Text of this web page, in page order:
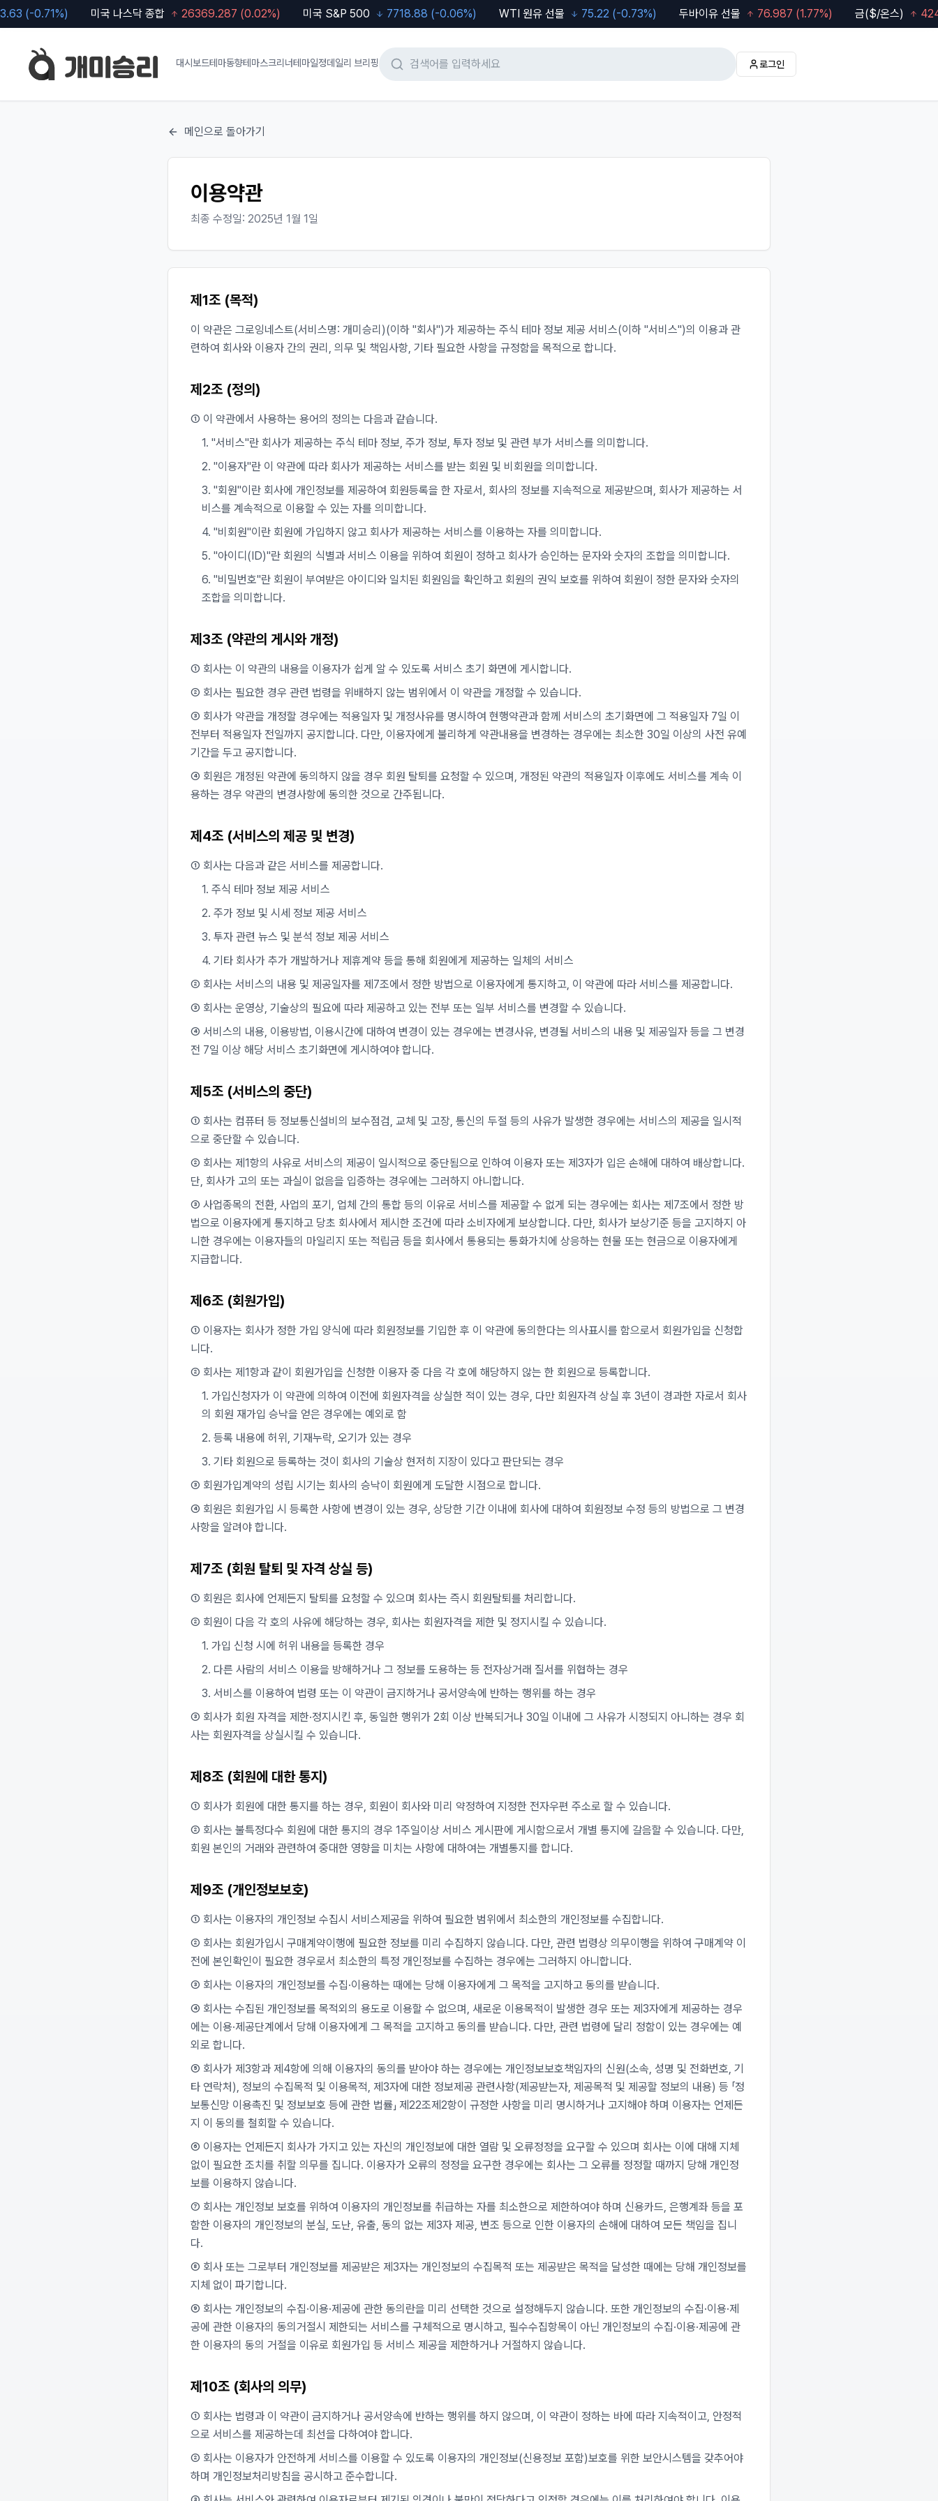
(-0.71%) 미국 나스닥 종합 26369.287(0.02%) 미국 S&P 500 7718.88(-0.06%) WTI 원유 선물 75.22(-0.73%) 두바이유 선물 76.987(1.77%) 금($/온스)
대시보드테마동향테마스크리너테마일정데일리 브리핑 로그인
메인으로 돌아가기
이용약관
최종 수정일: 2025년 1월 1일
제1조 (목적)
이 약관은 그로잉네스트(서비스명: 개미승리 )(이하 "회사")가 제공하는 주식 테마 정보 제공 서비스(이하 "서비스")의 이용과 관
련하여 회사와 이용자 간의 권리, 의무 및 책임사항, 기타 필요한 사항을 규정함을 목적으로 합니다.
제2조 (정의)
① 이 약관에서 사용하는 용어의 정의는 다음과 같습니다.
1. "서비스"란 회사가 제공하는 주식 테마 정보, 주가 정보, 투자 정보 및 관련 부가 서비스를 의미합니다.
2. "이용자"란 이 약관에 따라 회사가 제공하는 서비스를 받는 회원 및 비회원을 의미합니다.
3. "회원"이란 회사에 개인정보를 제공하여 회원등록을 한 자로서, 회사의 정보를 지속적으로 제공받으며, 회사가 제공하는 서
비스를 계속적으로 이용할 수 있는 자를 의미합니다.
4. "비회원"이란 회원에 가입하지 않고 회사가 제공하는 서비스를 이용하는 자를 의미합니다.
5. "아이디(ID)"란 회원의 식별과 서비스 이용을 위하여 회원이 정하고 회사가 승인하는 문자와 숫자의 조합을 의미합니다.
6. "비밀번호"란 회원이 부여받은 아이디와 일치된 회원임을 확인하고 회원의 권익 보호를 위하여 회원이 정한 문자와 숫자의
조합을 의미합니다.
제3조 (약관의 게시와 개정)
① 회사는 이 약관의 내용을 이용자가 쉽게 알 수 있도록 서비스 초기 화면에 게시합니다.
② 회사는 필요한 경우 관련 법령을 위배하지 않는 범위에서 이 약관을 개정할 수 있습니다.
③ 회사가 약관을 개정할 경우에는 적용일자 및 개정사유를 명시하여 현행약관과 함께 서비스의 초기화면에 그 적용일자 7일 이
전부터 적용일자 전일까지 공지합니다. 다만, 이용자에게 불리하게 약관내용을 변경하는 경우에는 최소한 30일 이상의 사전 유예
기간을 두고 공지합니다.
④ 회원은 개정된 약관에 동의하지 않을 경우 회원 탈퇴를 요청할 수 있으며, 개정된 약관의 적용일자 이후에도 서비스를 계속 이
용하는 경우 약관의 변경사항에 동의한 것으로 간주됩니다.
제4조 (서비스의 제공 및 변경)
① 회사는 다음과 같은 서비스를 제공합니다.
1. 주식 테마 정보 제공 서비스
2. 주가 정보 및 시세 정보 제공 서비스
3. 투자 관련 뉴스 및 분석 정보 제공 서비스
4. 기타 회사가 추가 개발하거나 제휴계약 등을 통해 회원에게 제공하는 일체의 서비스
② 회사는 서비스의 내용 및 제공일자를 제7조에서 정한 방법으로 이용자에게 통지하고, 이 약관에 따라 서비스를 제공합니다.
③ 회사는 운영상, 기술상의 필요에 따라 제공하고 있는 전부 또는 일부 서비스를 변경할 수 있습니다.
④ 서비스의 내용, 이용방법, 이용시간에 대하여 변경이 있는 경우에는 변경사유, 변경될 서비스의 내용 및 제공일자 등을 그 변경
전 7일 이상 해당 서비스 초기화면에 게시하여야 합니다.
제5조 (서비스의 중단)
① 회사는 컴퓨터 등 정보통신설비의 보수점검, 교체 및 고장, 통신의 두절 등의 사유가 발생한 경우에는 서비스의 제공을 일시적
으로 중단할 수 있습니다.
② 회사는 제1항의 사유로 서비스의 제공이 일시적으로 중단됨으로 인하여 이용자 또는 제3자가 입은 손해에 대하여 배상합니다.
단, 회사가 고의 또는 과실이 없음을 입증하는 경우에는 그러하지 아니합니다.
③ 사업종목의 전환, 사업의 포기, 업체 간의 통합 등의 이유로 서비스를 제공할 수 없게 되는 경우에는 회사는 제7조에서 정한 방
법으로 이용자에게 통지하고 당초 회사에서 제시한 조건에 따라 소비자에게 보상합니다. 다만, 회사가 보상기준 등을 고지하지 아
니한 경우에는 이용자들의 마일리지 또는 적립금 등을 회사에서 통용되는 통화가치에 상응하는 현물 또는 현금으로 이용자에게
지급합니다.
제6조 (회원가입)
① 이용자는 회사가 정한 가입 양식에 따라 회원정보를 기입한 후 이 약관에 동의한다는 의사표시를 함으로서 회원가입을 신청합
니다.
② 회사는 제1항과 같이 회원가입을 신청한 이용자 중 다음 각 호에 해당하지 않는 한 회원으로 등록합니다.
1. 가입신청자가 이 약관에 의하여 이전에 회원자격을 상실한 적이 있는 경우, 다만 회원자격 상실 후 3년이 경과한 자로서 회사
의 회원 재가입 승낙을 얻은 경우에는 예외로 함
2. 등록 내용에 허위, 기재누락, 오기가 있는 경우
3. 기타 회원으로 등록하는 것이 회사의 기술상 현저히 지장이 있다고 판단되는 경우
③ 회원가입계약의 성립 시기는 회사의 승낙이 회원에게 도달한 시점으로 합니다.
④ 회원은 회원가입 시 등록한 사항에 변경이 있는 경우, 상당한 기간 이내에 회사에 대하여 회원정보 수정 등의 방법으로 그 변경
사항을 알려야 합니다.
제7조 (회원 탈퇴 및 자격 상실 등)
① 회원은 회사에 언제든지 탈퇴를 요청할 수 있으며 회사는 즉시 회원탈퇴를 처리합니다.
② 회원이 다음 각 호의 사유에 해당하는 경우, 회사는 회원자격을 제한 및 정지시킬 수 있습니다.
1. 가입 신청 시에 허위 내용을 등록한 경우
2. 다른 사람의 서비스 이용을 방해하거나 그 정보를 도용하는 등 전자상거래 질서를 위협하는 경우
3. 서비스를 이용하여 법령 또는 이 약관이 금지하거나 공서양속에 반하는 행위를 하는 경우
③ 회사가 회원 자격을 제한·정지시킨 후, 동일한 행위가 2회 이상 반복되거나 30일 이내에 그 사유가 시정되지 아니하는 경우 회
사는 회원자격을 상실시킬 수 있습니다.
제8조 (회원에 대한 통지)
① 회사가 회원에 대한 통지를 하는 경우, 회원이 회사와 미리 약정하여 지정한 전자우편 주소로 할 수 있습니다.
② 회사는 불특정다수 회원에 대한 통지의 경우 1주일이상 서비스 게시판에 게시함으로서 개별 통지에 갈음할 수 있습니다. 다만,
회원 본인의 거래와 관련하여 중대한 영향을 미치는 사항에 대하여는 개별통지를 합니다.
제9조 (개인정보보호)
① 회사는 이용자의 개인정보 수집시 서비스제공을 위하여 필요한 범위에서 최소한의 개인정보를 수집합니다.
② 회사는 회원가입시 구매계약이행에 필요한 정보를 미리 수집하지 않습니다. 다만, 관련 법령상 의무이행을 위하여 구매계약 이
전에 본인확인이 필요한 경우로서 최소한의 특정 개인정보를 수집하는 경우에는 그러하지 아니합니다.
③ 회사는 이용자의 개인정보를 수집·이용하는 때에는 당해 이용자에게 그 목적을 고지하고 동의를 받습니다.
④ 회사는 수집된 개인정보를 목적외의 용도로 이용할 수 없으며, 새로운 이용목적이 발생한 경우 또는 제3자에게 제공하는 경우
에는 이용·제공단계에서 당해 이용자에게 그 목적을 고지하고 동의를 받습니다. 다만, 관련 법령에 달리 정함이 있는 경우에는 예
외로 합니다.
⑤ 회사가 제3항과 제4항에 의해 이용자의 동의를 받아야 하는 경우에는 개인정보보호책임자의 신원(소속, 성명 및 전화번호, 기
타 연락처), 정보의 수집목적 및 이용목적, 제3자에 대한 정보제공 관련사항(제공받는자, 제공목적 및 제공할 정보의 내용) 등 「정
보통신망 이용촉진 및 정보보호 등에 관한 법률」 제22조제2항이 규정한 사항을 미리 명시하거나 고지해야 하며 이용자는 언제든
지 이 동의를 철회할 수 있습니다.
⑥ 이용자는 언제든지 회사가 가지고 있는 자신의 개인정보에 대한 열람 및 오류정정을 요구할 수 있으며 회사는 이에 대해 지체
없이 필요한 조치를 취할 의무를 집니다. 이용자가 오류의 정정을 요구한 경우에는 회사는 그 오류를 정정할 때까지 당해 개인정
보를 이용하지 않습니다.
⑦ 회사는 개인정보 보호를 위하여 이용자의 개인정보를 취급하는 자를 최소한으로 제한하여야 하며 신용카드, 은행계좌 등을 포
함한 이용자의 개인정보의 분실, 도난, 유출, 동의 없는 제3자 제공, 변조 등으로 인한 이용자의 손해에 대하여 모든 책임을 집니
다.
⑧ 회사 또는 그로부터 개인정보를 제공받은 제3자는 개인정보의 수집목적 또는 제공받은 목적을 달성한 때에는 당해 개인정보를
지체 없이 파기합니다.
⑨ 회사는 개인정보의 수집·이용·제공에 관한 동의란을 미리 선택한 것으로 설정해두지 않습니다. 또한 개인정보의 수집·이용·제
공에 관한 이용자의 동의거절시 제한되는 서비스를 구체적으로 명시하고, 필수수집항목이 아닌 개인정보의 수집·이용·제공에 관
한 이용자의 동의 거절을 이유로 회원가입 등 서비스 제공을 제한하거나 거절하지 않습니다.
제10조 (회사의 의무)
① 회사는 법령과 이 약관이 금지하거나 공서양속에 반하는 행위를 하지 않으며, 이 약관이 정하는 바에 따라 지속적이고, 안정적
으로 서비스를 제공하는데 최선을 다하여야 합니다.
② 회사는 이용자가 안전하게 서비스를 이용할 수 있도록 이용자의 개인정보(신용정보 포함)보호를 위한 보안시스템을 갖추어야
하며 개인정보처리방침을 공시하고 준수합니다.